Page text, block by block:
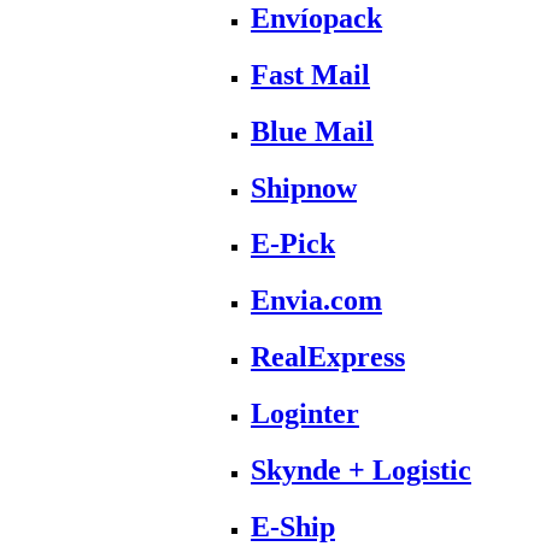
Envíopack
Fast Mail
Blue Mail
Shipnow
E-Pick
Envia.com
RealExpress
Loginter
Skynde + Logistic
E-Ship